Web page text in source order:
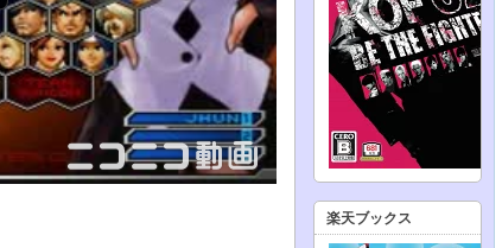
楽天ブックス